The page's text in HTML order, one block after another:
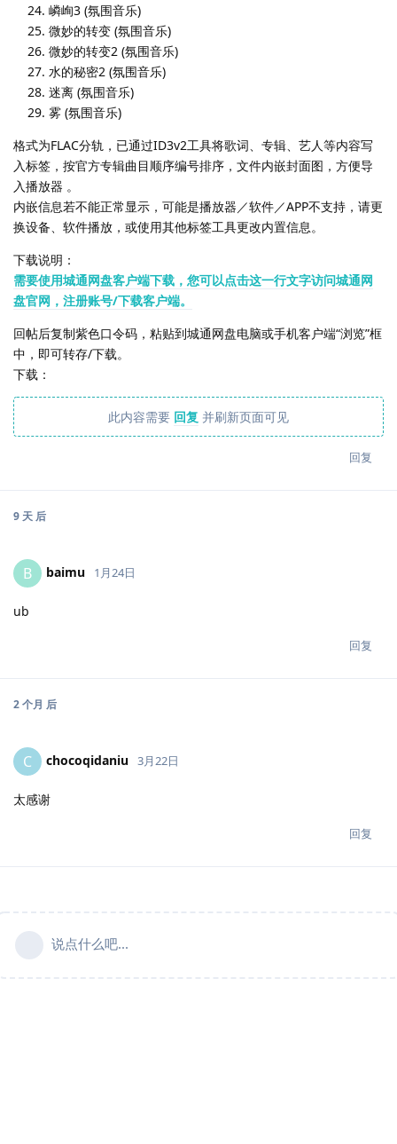
嶙峋3 (氛围音乐)
微妙的转变 (氛围音乐)
微妙的转变2 (氛围音乐)
水的秘密2 (氛围音乐)
迷离 (氛围音乐)
雾 (氛围音乐)
格式为FLAC分轨，已通过ID3v2工具将歌词、专辑、艺人等内容写
入标签，按官方专辑曲目顺序编号排序，文件内嵌封面图，方便导
入播放器 。
内嵌信息若不能正常显示，可能是播放器／软件／APP不支持，请更
换设备、软件播放，或使用其他标签工具更改内置信息。
下载说明：
需要使用城通网盘客户端下载，您可以点击这一行文字访问城通网
盘官网，注册账号/下载客户端。
回帖后复制紫色口令码，粘贴到城通网盘电脑或手机客户端“浏览”框
中，即可转存/下载。
下载：
此内容需要 回复 并刷新页面可见
回复
9 天 后
B baimu 1月24日
ub
回复
2 个月 后
C chocoqidaniu 3月22日
太感谢
回复
说点什么吧...